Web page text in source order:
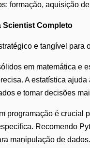
formação, aquisição
Scientist Completo
e tangível
em matemática
A estatística
e tomar decisões
programação é
Recomendo
manipulação de